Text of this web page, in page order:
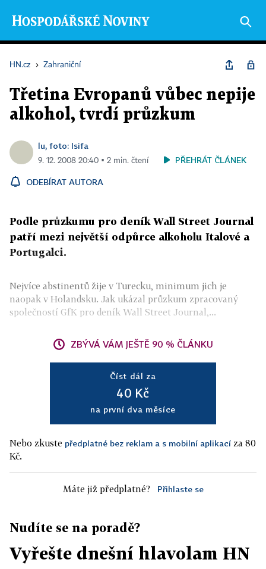
HN.cz › Zahraniční
Třetina Evropanů vůbec nepije
alkohol, tvrdí průzkum
lu, foto: Isifa
9. 12. 2008 20:40 ▪ 2 min. čtení PŘEHRÁT ČLÁNEK
ODEBÍRAT AUTORA
Podle průzkumu pro deník Wall Street Journal
patří mezi největší odpůrce alkoholu Italové a
Portugalci.
Nejvíce abstinentů žije v Turecku, minimum jich je
naopak v Holandsku. Jak ukázal průzkum zpracovaný
společností GfK pro deník Wall Street Journal,...
ZBÝVÁ VÁM JEŠTĚ 90 % ČLÁNKU
Číst dál za
40 Kč
na první dva měsíce
Nebo zkuste předplatné bez reklam a s mobilní aplikací za 80
Kč.
Máte již předplatné? Přihlaste se
Nudíte se na poradě?
Vyřešte dnešní hlavolam HN